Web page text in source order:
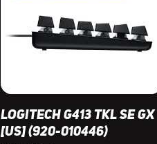
Logitech G413 TKL SE GX
[US] (920-010446)